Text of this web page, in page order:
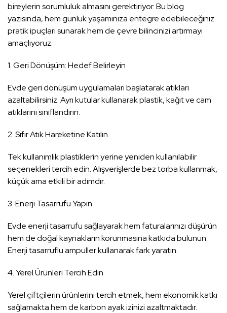
bireylerin sorumluluk almasını gerektiriyor. Bu blog
yazısında, hem günlük yaşamınıza entegre edebileceğiniz
pratik ipuçları sunarak hem de çevre bilincinizi artırmayı
amaçlıyoruz.
1. Geri Dönüşüm: Hedef Belirleyin
Evde geri dönüşüm uygulamaları başlatarak atıkları
azaltabilirsiniz. Ayrı kutular kullanarak plastik, kağıt ve cam
atıklarını sınıflandırın.
2. Sıfır Atık Hareketine Katılın
Tek kullanımlık plastiklerin yerine yeniden kullanılabilir
seçenekleri tercih edin. Alışverişlerde bez torba kullanmak,
küçük ama etkili bir adımdır.
3. Enerji Tasarrufu Yapın
Evde enerji tasarrufu sağlayarak hem faturalarınızı düşürün
hem de doğal kaynakların korunmasına katkıda bulunun.
Enerji tasarruflu ampuller kullanarak fark yaratın.
4. Yerel Ürünleri Tercih Edin
Yerel çiftçilerin ürünlerini tercih etmek, hem ekonomik katkı
sağlamakta hem de karbon ayak izinizi azaltmaktadır.